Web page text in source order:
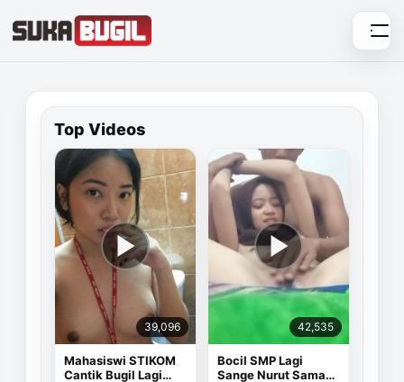
to
Top Videos
39,096
Mahasiswi STIKOM
Cantik Bugil Lagi
42,535
Bocil SMP Lagi
Sange Nurut Sama